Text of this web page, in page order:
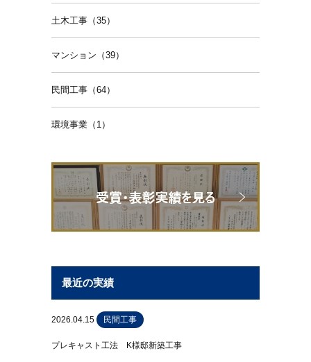
土木工事（35）
マンション（39）
民間工事（64）
環境事業（1）
最近の実績
2026.04.15 民間工事
プレキャスト工法 K様邸新築工事